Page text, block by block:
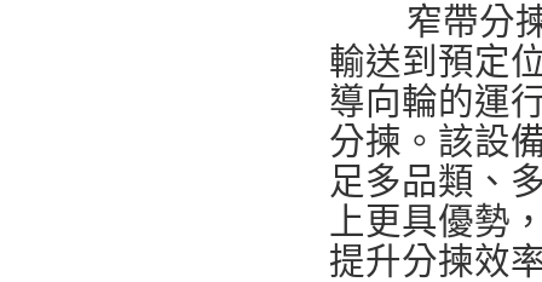
窄帶分
輸送到預定
導向輪的運
分揀。該設
足多品類、
上更具優勢
提升分揀效